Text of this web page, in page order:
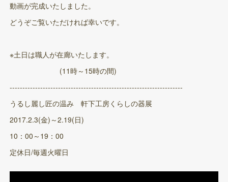
動画が完成いたしました。
どうぞご覧いただければ幸いです。
※土日は職人が在廊いたします。
(11時～15時の間)
--------------------------------------------------------------------
うるし麗し匠の温み 軒下工房くらしの器展
2017.2.3(金)～2.19(日)
10：00～19：00
定休日/毎週火曜日